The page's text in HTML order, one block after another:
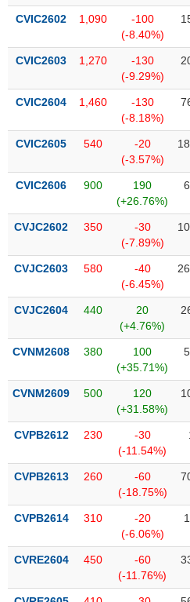
CVIC2602 1,090
-100
(-8.40%)
CVIC2603 1,270
-130
(-9.29%)
CVIC2604 1,460
-130
(-8.18%)
CVIC2605 540
-20
(-3.57%)
CVIC2606 900
190
(+26.76%)
CVJC2602 350
-30
(-7.89%)
CVJC2603 580
-40
(-6.45%)
CVJC2604 440
20
(+4.76%)
CVNM2608 380
100
(+35.71%)
CVNM2609 500
120
(+31.58%)
CVPB2612 230
-30
(-11.54%)
CVPB2613 260
-60
(-18.75%)
CVPB2614 310
-20
(-6.06%)
CVRE2604 450
-60
(-11.76%)
ÍCH
ĐỘNG
chứng
khoán
Tất cả Cổ phiếu Chỉ số
Lãnh
(-)
Người nội bộ
tức
(-)
Bài
tác
(-)